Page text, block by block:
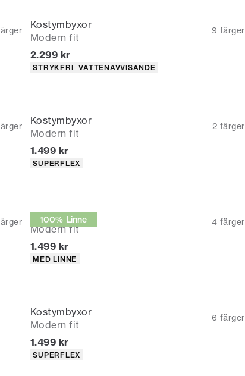
Kostymbyxor
Modern fit
9 färger
Nuvarande pris
2.299 kr
Produktattribut
STRYKFRI VATTENAVVISANDE
Kostymbyxor
Modern fit
2 färger
Nuvarande pris
1.499 kr
Produktattribut
SUPERFLEX
100% Linne
Kostymbyxor
Modern fit
4 färger
Nuvarande pris
1.499 kr
Produktattribut
MED LINNE
Kostymbyxor
Modern fit
6 färger
Nuvarande pris
1.499 kr
Produktattribut
SUPERFLEX